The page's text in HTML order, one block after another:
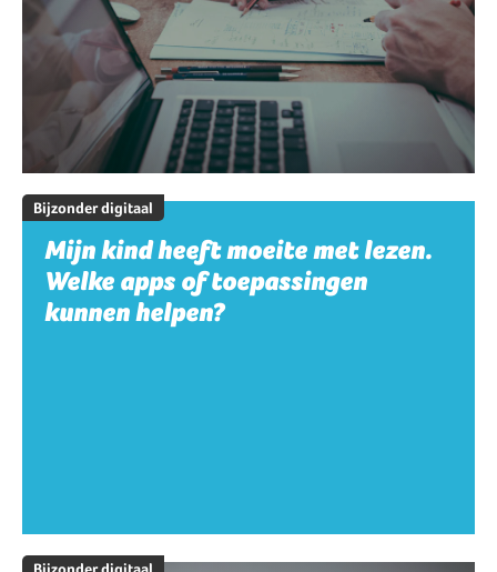
Bijzonder digitaal
Mijn kind heeft moeite met lezen.
Welke apps of toepassingen
kunnen helpen?